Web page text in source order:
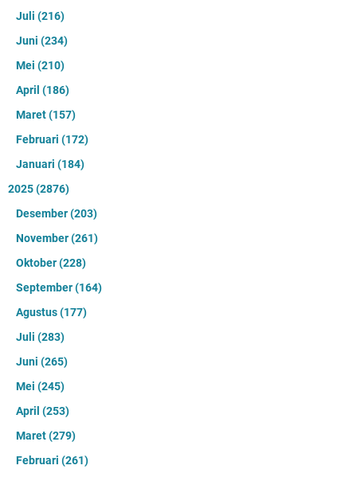
Juli (216)
Juni (234)
Mei (210)
April (186)
Maret(157)
Februari (172)
Januari (184)
2025(2876)
Desember(203)
November(261)
Oktober(228)
September(164)
Agustus(177)
Juli (283)
Juni (265)
Mei (245)
April (253)
Maret(279)
Februari (261)